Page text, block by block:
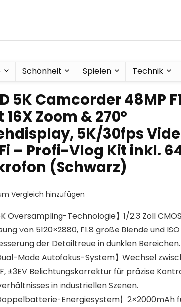
Schönheit Spielen Technik
5K Camcorder 48MP
16X Zoom & 270°
5K/30fps
– Profi-Vlog Kit inkl.
(Schwarz)
Vergleich hinzufügen
Oversampling-Technologie】1/2.3 Zoll
von 5120×2880, F1.8 große Blende und
der Detailtreue in dunklen Bereichen.
Mode Autofokus-System】Wechsel
±3EV Belichtungskorrektur für präzise
in industriellen Szenen.
Energiesystem】2×2000mAh